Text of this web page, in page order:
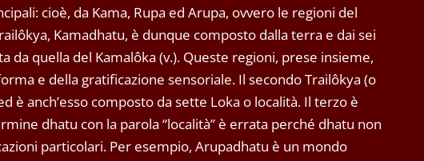
cioè, da Kama, Rupa ed Arupa, ovvero le regioni del
Kamadhatu, è dunque composto dalla terra e dai sei
quella del Kamalôka (v.). Queste regioni, prese insieme,
e della gratificazione sensoriale. Il secondo Trailôkya (o
è anch’esso composto da sette Loka o località. Il terzo è
dhatu con la parola “località” è errata perché dhatu non
particolari. Per esempio, Arupadhatu è un mondo